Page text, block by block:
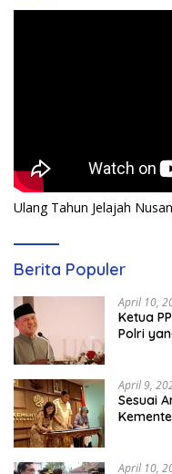
Ulang Tahun Jelajah
Berita Populer
April 10,
Ketua
Polri
April 9,
Sesuai
April 10,